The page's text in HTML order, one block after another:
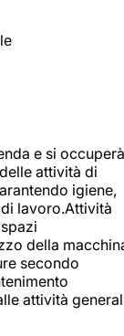
e si occuperà
attività di
igiene,
lavoro.Attività
della
secondo
attività